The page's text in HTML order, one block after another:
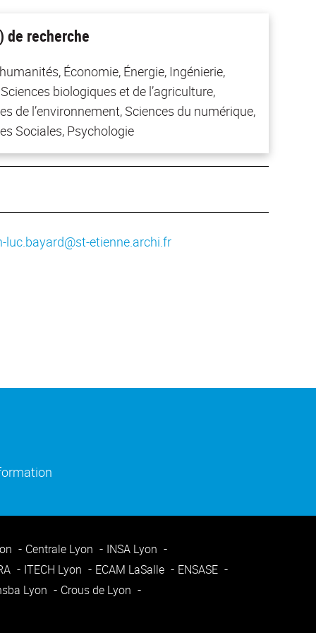
de recherche
Économie, Énergie, Ingénierie,
biologiques et de l’agriculture,
de l’environnement, Sciences du numérique,
Sociales, Psychologie
luc.bayard@st-etienne.archi.fr
fenêtre)
Centrale Lyon
INSA Lyon
ITECH Lyon ECAM LaSalle
ENSASE
Lyon
Crous de Lyon